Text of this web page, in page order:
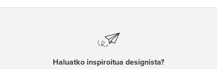
Haluatko inspiroitua designista?